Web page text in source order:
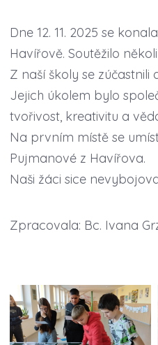
Dne 12. 11. 2025 se
Havířově. Soutěžilo
Z naší školy se zúčastnili
Jejich úkolem bylo
tvořivost, kreativitu a
Na prvním místě se
Pujmanové z Havířova.
Naši žáci sice
Zpracovala: Bc. Ivana